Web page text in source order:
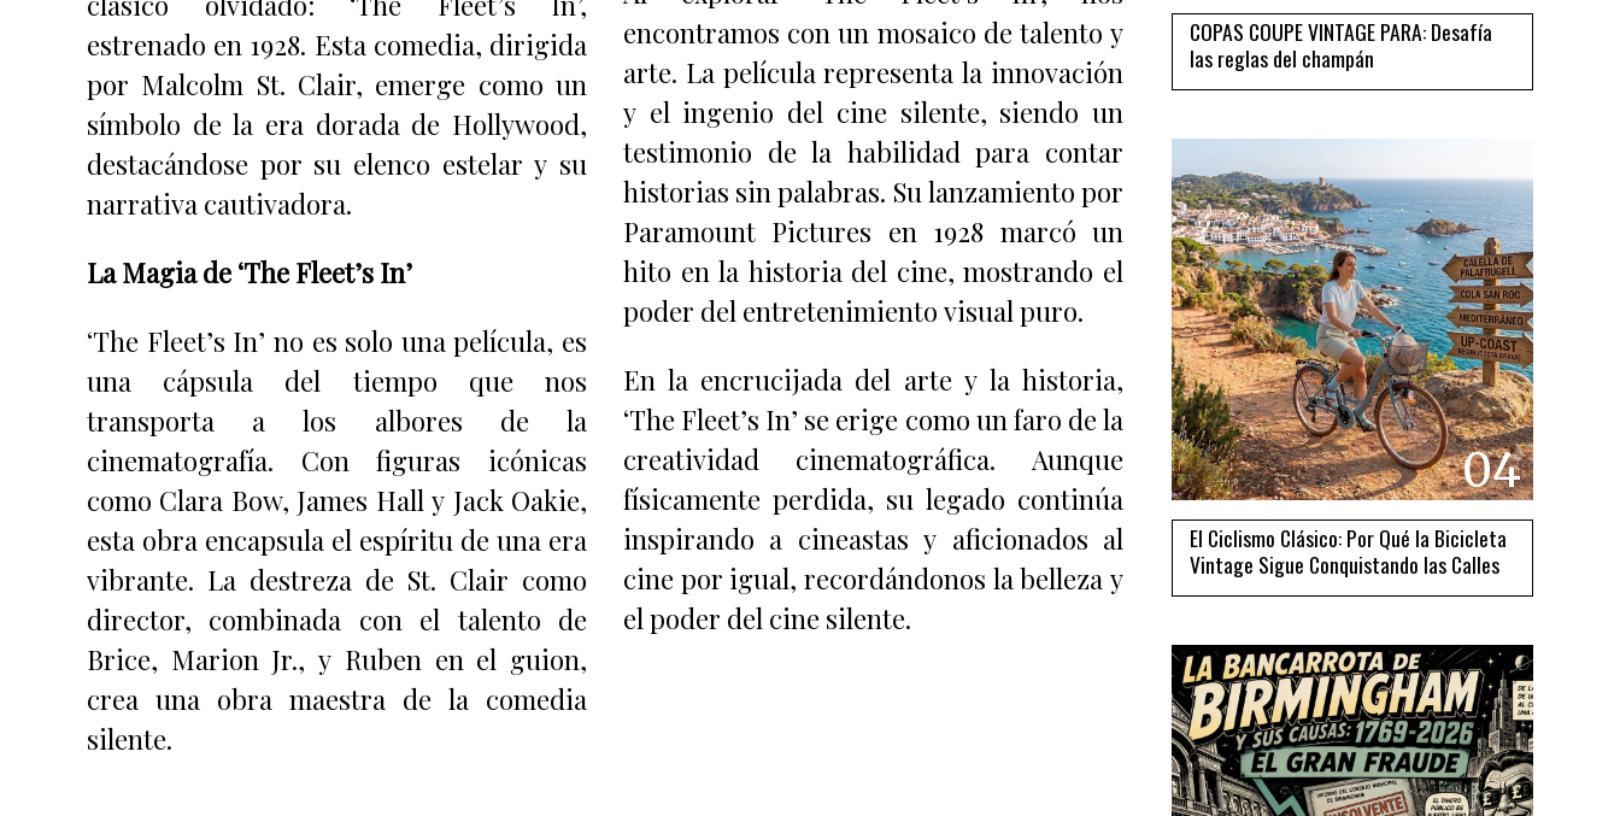
estrenado en 1928. Esta comedia, dirigida
por Malcolm St. Clair, emerge como un
símbolo de la era dorada de Hollywood,
destacándose por su elenco estelar y su
narrativa cautivadora.
La Magia de ‘The Fleet’s In’
‘The Fleet’s In’ no es solo una película, es
una cápsula del tiempo que nos
transporta a los albores de la
cinematografía. Con figuras icónicas
como Clara Bow, James Hall y Jack Oakie,
esta obra encapsula el espíritu de una era
vibrante. La destreza de St. Clair como
director, combinada con el talento de
Brice, Marion Jr., y Ruben en el guion,
crea una obra maestra de la comedia
silente.
encontramos con un mosaico de talento y
arte. La película representa la innovación
y el ingenio del cine silente, siendo un
testimonio de la habilidad para contar
historias sin palabras. Su lanzamiento por
Paramount Pictures en 1928 marcó un
hito en la historia del cine, mostrando el
poder del entretenimiento visual puro.
En la encrucijada del arte y la historia,
‘The Fleet’s In’ se erige como un faro de la
creatividad cinematográfica. Aunque
físicamente perdida, su legado continúa
inspirando a cineastas y aficionados al
cine por igual, recordándonos la belleza y
el poder del cine silente.
COPAS COUPE VINTAGE PARA: Desafía
las reglas del champán
04
El Ciclismo Clásico: Por Qué la Bicicleta
Vintage Sigue Conquistando las Calles